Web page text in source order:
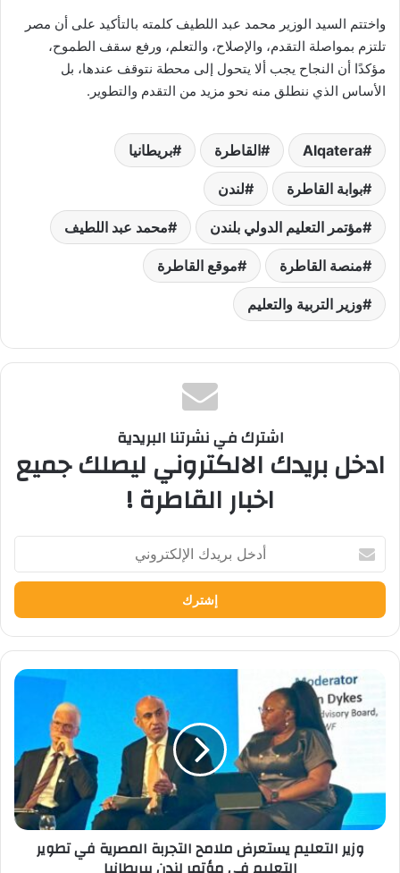
واختتم السيد الوزير محمد عبد اللطيف كلمته بالتأكيد على أن مصر
تلتزم بمواصلة التقدم، والإصلاح، والتعلم، ورفع سقف الطموح،
مؤكدًا أن النجاح يجب ألا يتحول إلى محطة نتوقف عندها، بل
الأساس الذي ننطلق منه نحو مزيد من التقدم والتطوير.
Alqatera القاطرة بريطانيا
بوابة القاطرة لندن
مؤتمر التعليم الدولي بلندن محمد عبد اللطيف
منصة القاطرة موقع القاطرة
وزير التربية والتعليم
اشترك في نشرتنا البريدية
ادخل بريدك الالكتروني ليصلك جميع
اخبار القاطرة !
بريدك
الإلكتروني
التعليم
يستعرض
في
التعليم
وزير التعليم يستعرض ملامح التجربة المصرية في تطوير